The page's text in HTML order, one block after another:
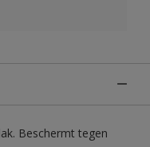
Beschermt tegen